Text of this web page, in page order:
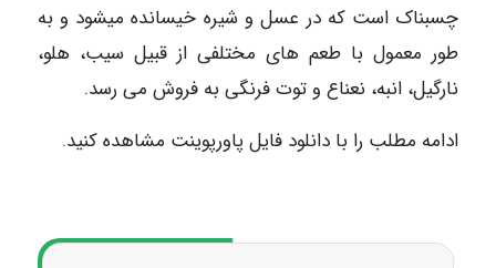
چسبناک است که در عسل و شیره خیسانده میشود و به
طور معمول با طعم های مختلفی از قبیل سیب، هلو،
نارگیل، انبه، نعناع و توت فرنگی به فروش می رسد.
ادامه مطلب را با دانلود فایل پاورپوینت مشاهده کنید.